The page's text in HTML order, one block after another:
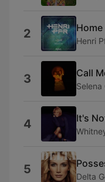
2 Home
Henri
3 Call
Selena
4 It's
5 Delta